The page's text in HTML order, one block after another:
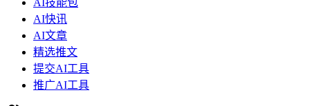
AI技能包
AI快讯
AI文章
精选推文
提交AI工具
推广AI工具